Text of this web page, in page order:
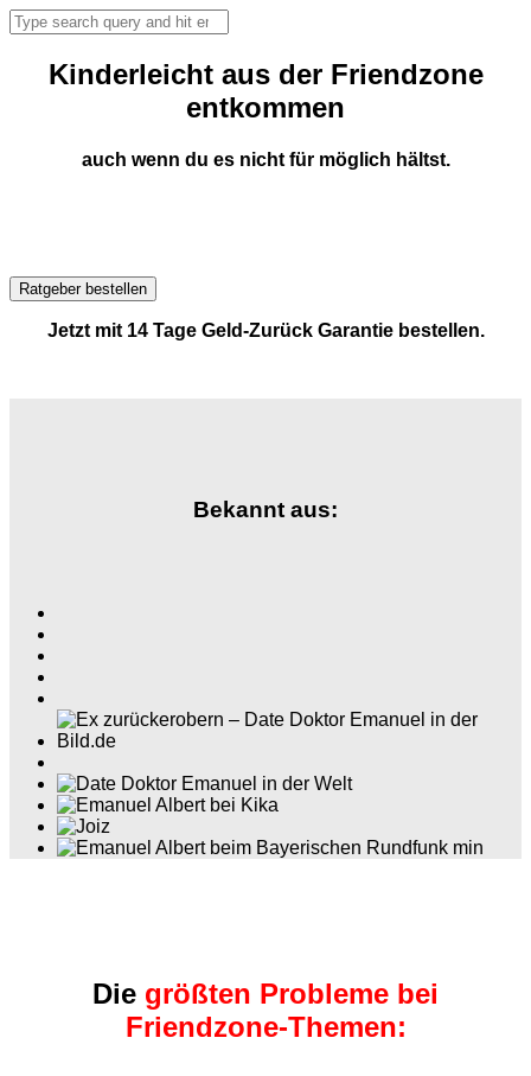
Kinderleicht aus der Friendzone
entkommen
auch wenn du es nicht für möglich hältst.
Ratgeber bestellen
Jetzt mit 14 Tage Geld-Zurück Garantie bestellen.
Bekannt aus:
Die größten Probleme bei
Friendzone-Themen: